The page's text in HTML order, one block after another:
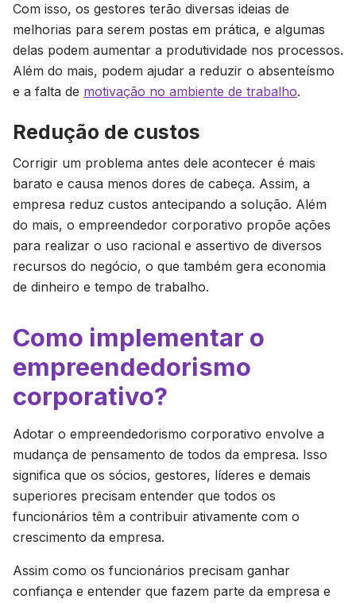
Com isso, os gestores terão diversas ideias de
melhorias para serem postas em prática, e algumas
delas podem aumentar a produtividade nos processos.
Além do mais, podem ajudar a reduzir o absenteísmo
e a falta de motivação no ambiente de trabalho.
Redução de custos
Corrigir um problema antes dele acontecer é mais
barato e causa menos dores de cabeça. Assim, a
empresa reduz custos antecipando a solução. Além
do mais, o empreendedor corporativo propõe ações
para realizar o uso racional e assertivo de diversos
recursos do negócio, o que também gera economia
de dinheiro e tempo de trabalho.
Como implementar o
empreendedorismo
corporativo?
Adotar o empreendedorismo corporativo envolve a
mudança de pensamento de todos da empresa. Isso
significa que os sócios, gestores, líderes e demais
superiores precisam entender que todos os
funcionários têm a contribuir ativamente com o
crescimento da empresa.
Assim como os funcionários precisam ganhar
confiança e entender que fazem parte da empresa e